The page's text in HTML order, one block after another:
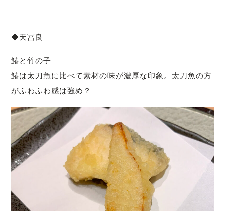
◆天冨良
鰆と竹の子
鰆は太刀魚に比べて素材の味が濃厚な印象。太刀魚の方
がふわふわ感は強め？